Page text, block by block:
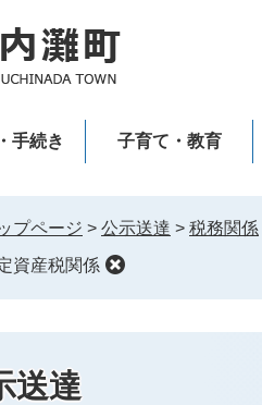
手続き 子育て・教育
プページ > 公示送達 > 税務関係
資産税関係
送達